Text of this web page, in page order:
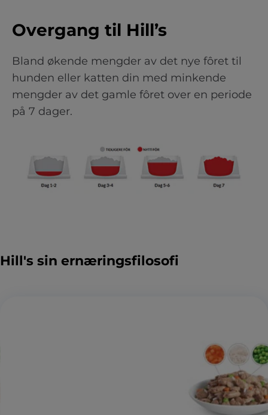
Overgang til Hill’s
Bland økende mengder av det nye fôret til
hunden eller katten din med minkende
mengder av det gamle fôret over en periode
på 7 dager.
Hill's sin ernæringsfilosofi